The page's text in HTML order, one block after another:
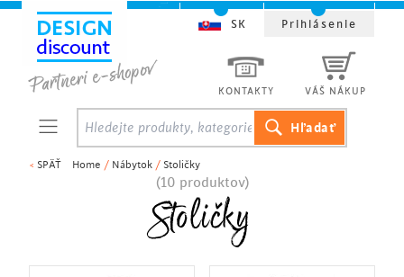
< SPÄŤ Home / Nábytok / Stoličky
(10 produktov)
Stoličky
KONTAKTY VÁŠ NÁKUP
SK Prihlásenie